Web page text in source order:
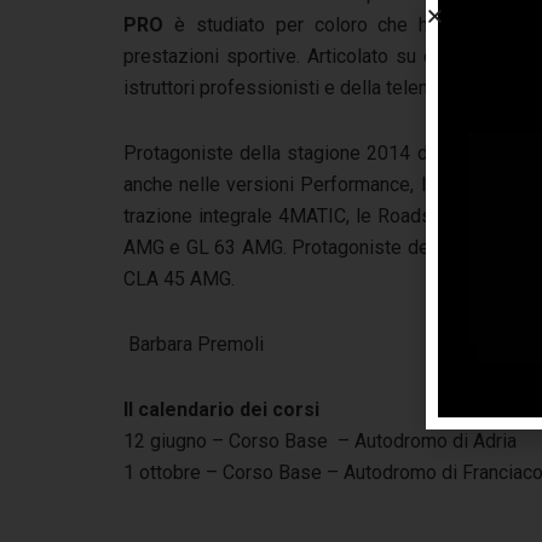
PRO è studiato per coloro che hanno già
prestazioni sportive. Articolato su due
istruttori professionisti e della telemetria.
Protagoniste della stagione 2014 dell’AMG
anche nelle versioni Performance, la E 63
trazione integrale 4MATIC, le Roadster SLK 55
AMG e GL 63 AMG. Protagoniste della stagione
CLA 45 AMG.
Barbara Premoli
Il calendario dei corsi
12 giugno – Corso Base – Autodromo di Adria
1 ottobre – Corso Base – Autodromo di